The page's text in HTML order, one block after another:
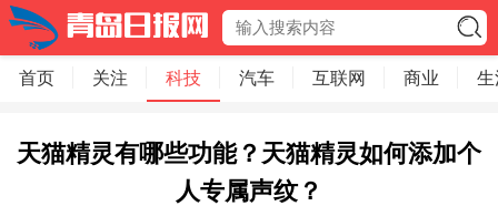
首页 关注 科技 汽车 互联网 商业 生
天猫精灵有哪些功能？天猫精灵如何添加个
人专属声纹？